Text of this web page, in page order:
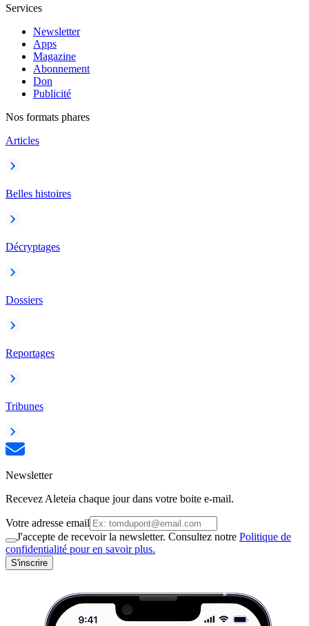
Services
Newsletter
Apps
Magazine
Abonnement
Don
Publicité
Nos formats phares
Articles
Belles histoires
Décryptages
Dossiers
Reportages
Tribunes
Newsletter
Recevez Aleteia chaque jour dans votre boite e-mail.
Votre adresse email
J'accepte de recevoir la newsletter. Consultez notre Politique de
confidentialité pour en savoir plus.
S'inscrire